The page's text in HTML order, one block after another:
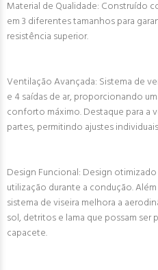
Material de Qualidade: Construído
em 3 diferentes tamanhos para
resistência superior.
Ventilação Avançada: Sistema de
e 4 saídas de ar, proporcionando
conforto máximo. Destaque para a
partes, permitindo ajustes
Design Funcional: Design
utilização durante a condução.
sistema de viseira melhora a
sol, detritos e lama que possam
capacete.